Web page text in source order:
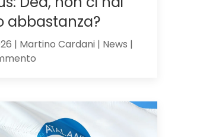
abbastanza?
| Martino Cardani | News |
su
alla
Juventus:
Dea,